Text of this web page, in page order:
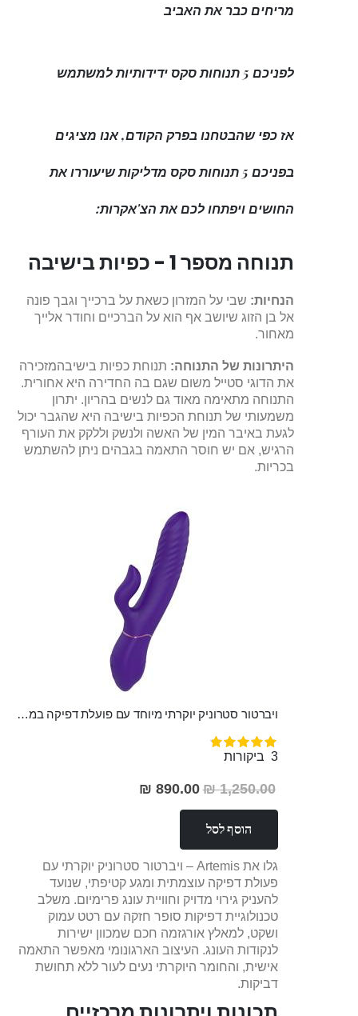
מריחים כבר את האביב
לפניכם 5 תנוחות סקס ידידותיות למשתמש
אז כפי שהבטחנו בפרק הקודם, אנו מציגים
בפניכם 5 תנוחות סקס מדליקות שיעוררו את
החושים ויפתחו לכם את הצ'אקרות:
תנוחה מספר 1 - כפיות בישיבה
הנחיות: שבי על המזרון כשאת על ברכייך וגבך פונה
אל בן הזוג שיושב אף הוא על הברכיים וחודר אלייך
מאחור.
היתרונות של התנוחה: תנוחת כפיות בישיבהמזכירה
את הדוגי סטייל משום שגם בה החדירה היא אחורית.
התנוחה מתאימה מאוד גם לנשים בהריון. יתרון
משמעותי של תנוחת הכפיות בישיבה היא שהגבר יכול
לגעת באיבר המין של האשה ולנשק וללקק את העורף
הרגיש, אם יש חוסר התאמה בגבהים ניתן להשתמש
בכריות.
ויברטור סטרוניק יוקרתי מיוחד עם פועלת דפיקה במגע קטיפתי סופר חזק Artemis
דירוג:
100%
3 ביקורות
1,250.00 ₪
מחיר
890.00 ₪
הוסף לסל
גלו את Artemis – ויברטור סטרוניק יוקרתי עם
פעולת דפיקה עוצמתית ומגע קטיפתי, שנועד
להעניק גירוי מדויק וחוויית עונג פרימיום. משלב
טכנולוגיית דפיקות סופר חזקה עם רטט עמוק
ושקט, למאלץ אורגזמה חכם שמכוון ישירות
לנקודות העונג. העיצוב הארגונומי מאפשר התאמה
אישית, והחומר היוקרתי נעים לעור ללא תחושת
דביקות.